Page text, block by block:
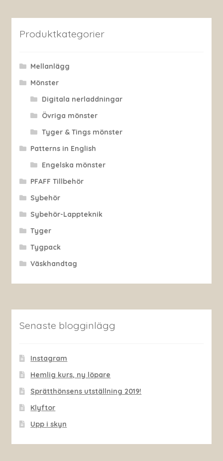
Produktkategorier
Mellanlägg
Mönster
Digitala nerladdningar
Övriga mönster
Tyger & Tings mönster
Patterns in English
Engelska mönster
PFAFF Tillbehör
Sybehör
Sybehör-Lappteknik
Tyger
Tygpack
Väskhandtag
Senaste blogginlägg
Instagram
Hemlig kurs, ny löpare
Sprätthönsens utställning 2019!
Klyftor
Upp i skyn